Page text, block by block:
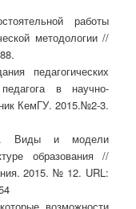
работы
методологии //
педагогических
в научно-
КемГУ. 2015.№2-3.
Виды и модели
образования //
2015. № 12. URL: